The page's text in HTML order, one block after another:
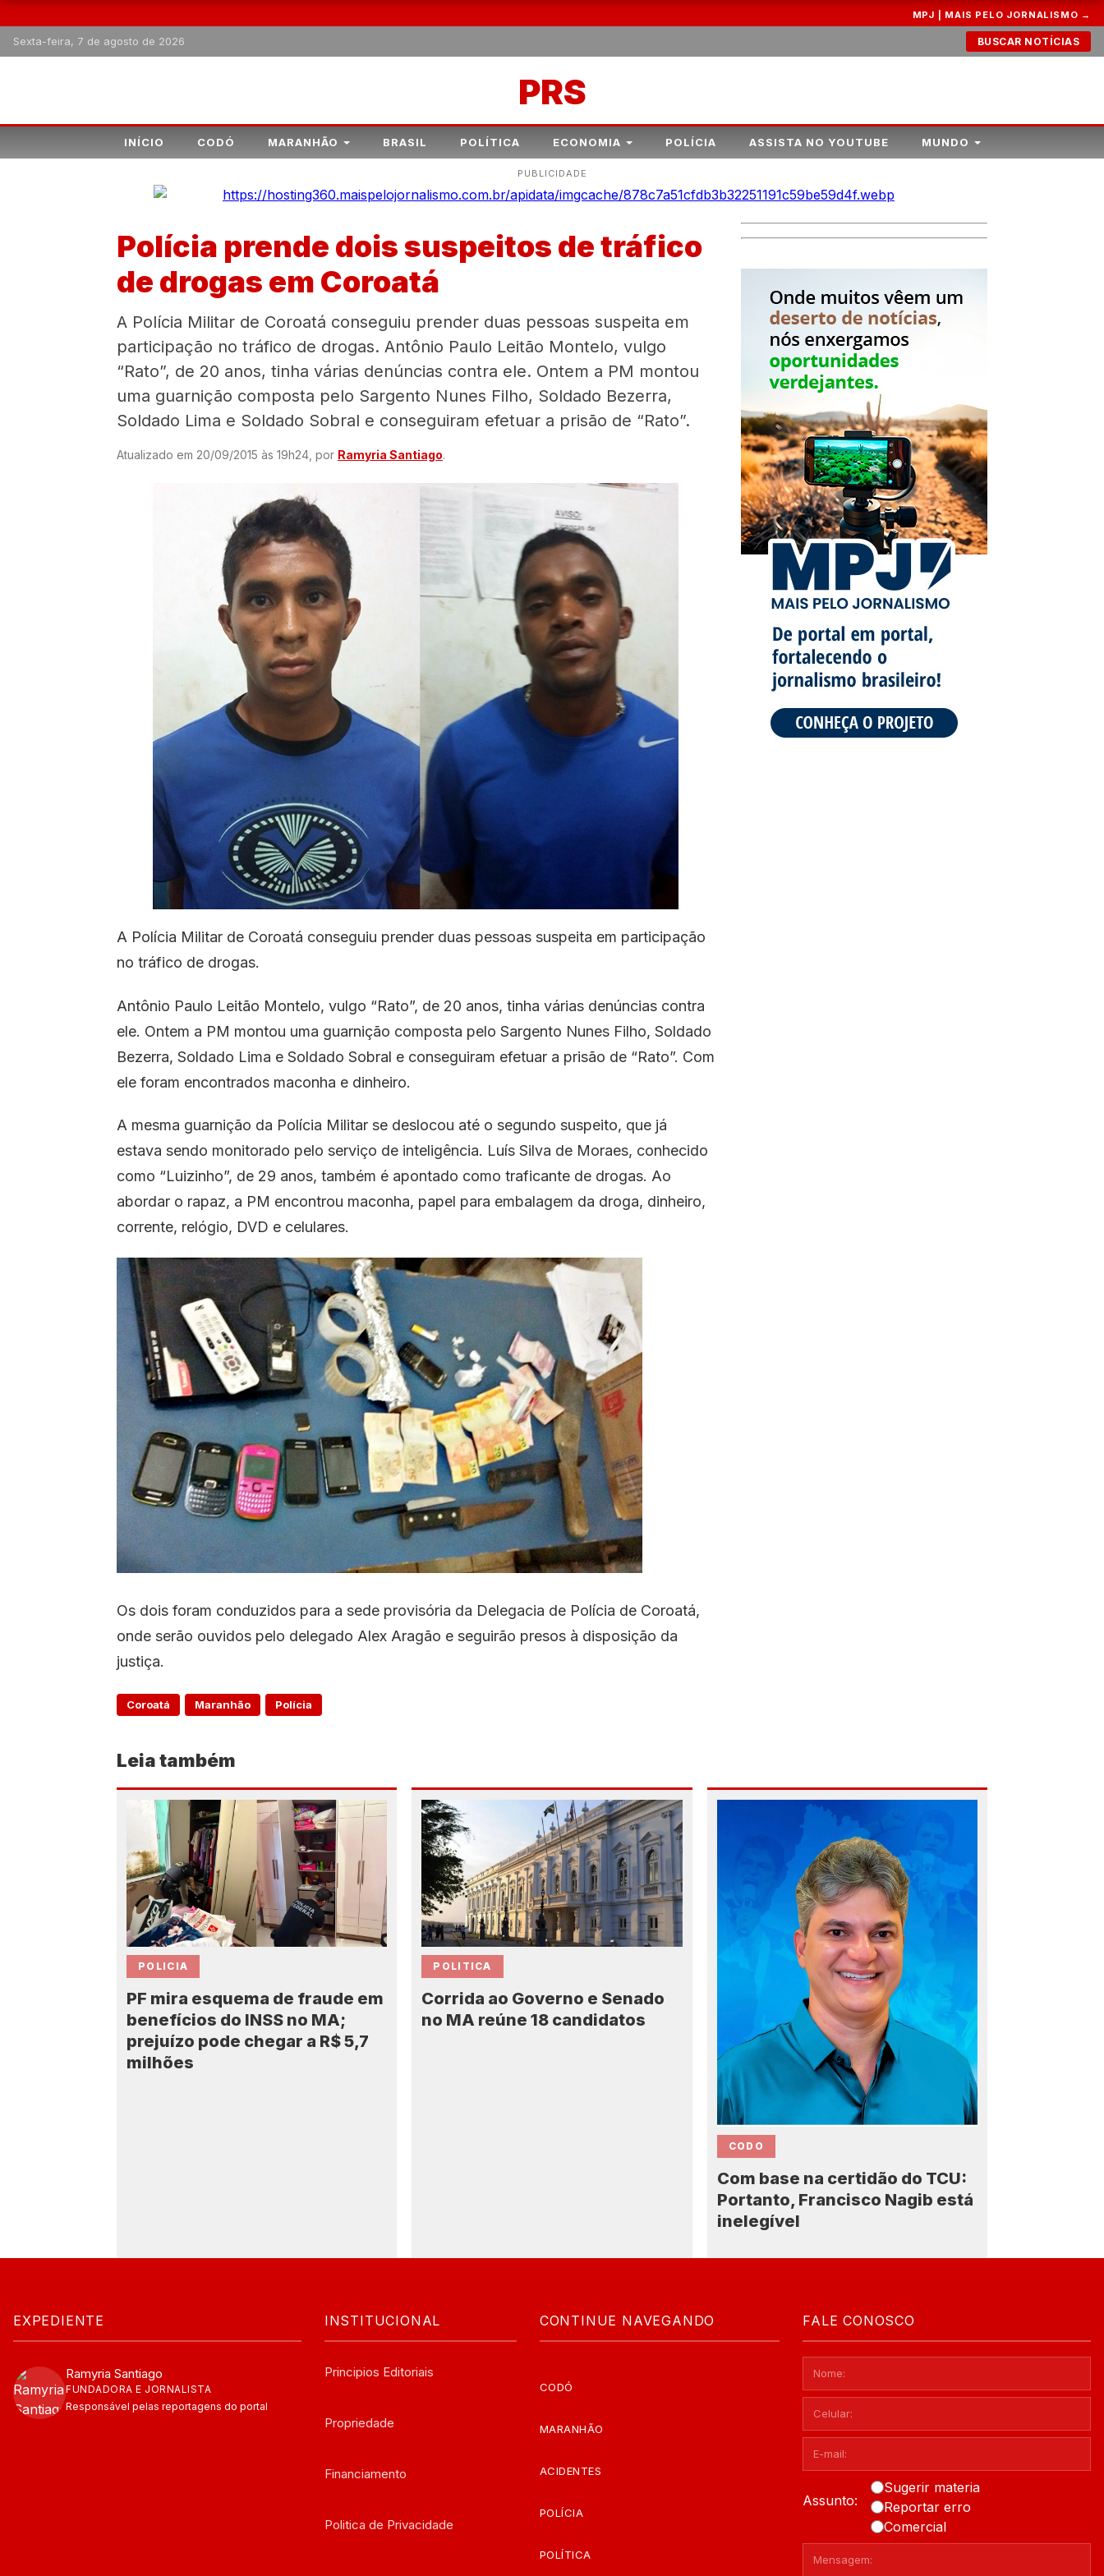
MPJ | MAIS PELO JORNALISMO →
Sexta-feira, 7 de agosto de 2026 BUSCAR NOTÍCIAS
PRS
INÍCIO CODÓ MARANHÃO BRASIL POLÍTICA ECONOMIA POLÍCIA ASSISTA NO YOUTUBE MUNDO
PUBLICIDADE
Polícia prende dois suspeitos de tráfico
de drogas em Coroatá
A Polícia Militar de Coroatá conseguiu prender duas pessoas suspeita em
participação no tráfico de drogas. Antônio Paulo Leitão Montelo, vulgo
“Rato”, de 20 anos, tinha várias denúncias contra ele. Ontem a PM montou
uma guarnição composta pelo Sargento Nunes Filho, Soldado Bezerra,
Soldado Lima e Soldado Sobral e conseguiram efetuar a prisão de “Rato”.
Atualizado em 20/09/2015 às 19h24, por Ramyria Santiago.
A Polícia Militar de Coroatá conseguiu prender duas pessoas suspeita em participação
no tráfico de drogas.
Antônio Paulo Leitão Montelo, vulgo “Rato”, de 20 anos, tinha várias denúncias contra
ele. Ontem a PM montou uma guarnição composta pelo Sargento Nunes Filho, Soldado
Bezerra, Soldado Lima e Soldado Sobral e conseguiram efetuar a prisão de “Rato”. Com
ele foram encontrados maconha e dinheiro.
A mesma guarnição da Polícia Militar se deslocou até o segundo suspeito, que já
estava sendo monitorado pelo serviço de inteligência. Luís Silva de Moraes, conhecido
como “Luizinho”, de 29 anos, também é apontado como traficante de drogas. Ao
abordar o rapaz, a PM encontrou maconha, papel para embalagem da droga, dinheiro,
corrente, relógio, DVD e celulares.
Os dois foram conduzidos para a sede provisória da Delegacia de Polícia de Coroatá,
onde serão ouvidos pelo delegado Alex Aragão e seguirão presos à disposição da
justiça.
Coroatá Maranhão Polícia
Leia também
POLICIA
PF mira esquema de fraude em
benefícios do INSS no MA;
prejuízo pode chegar a R$ 5,7
milhões
POLITICA
Corrida ao Governo e Senado
no MA reúne 18 candidatos
CODO
Com base na certidão do TCU:
Portanto, Francisco Nagib está
inelegível
EXPEDIENTE
Ramyria Santiago
FUNDADORA E JORNALISTA
Responsável pelas reportagens do portal
INSTITUCIONAL
Principios Editoriais
Propriedade
Financiamento
Politica de Privacidade
CONTINUE NAVEGANDO
CODÓ
MARANHÃO
ACIDENTES
POLÍCIA
POLÍTICA
FALE CONOSCO
Assunto:
Sugerir materia
Reportar erro
Comercial